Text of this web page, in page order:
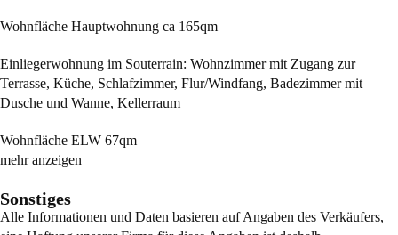
Wohnfläche Hauptwohnung ca 165qm
Einliegerwohnung im Souterrain: Wohnzimmer mit Zugang zur
Terrasse, Küche, Schlafzimmer, Flur/Windfang, Badezimmer mit
Dusche und Wanne, Kellerraum
Wohnfläche ELW 67qm
mehr anzeigen
Sonstiges
Alle Informationen und Daten basieren auf Angaben des Verkäufers,